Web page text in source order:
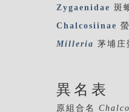
Zygaenidae 斑
Chalcosiinae
Milleria 茅埔庄
異名表
原組合名